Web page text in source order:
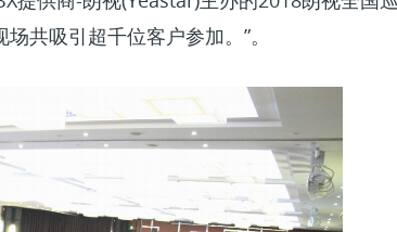
共吸引超千位客户参加。”。